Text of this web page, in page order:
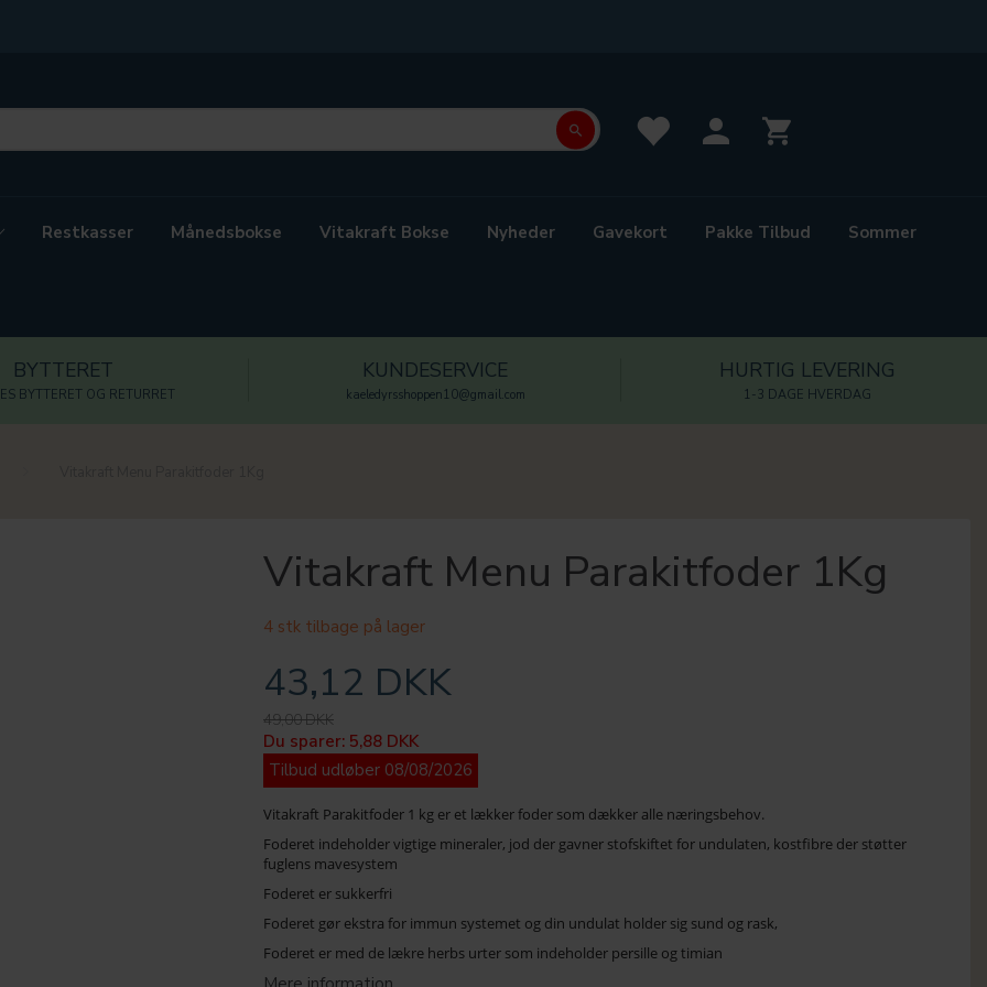
Restkasser Månedsbokse Vitakraft Bokse Nyheder Gavekort Pakke Tilbud Sommer
BYTTERET
BYTTERET OG RETURRET
KUNDESERVICE
kaeledyrsshoppen10@gmail.com
HURTIG LEVERING
1-3 DAGE HVERDAG
Vitakraft Menu Parakitfoder 1Kg
4 stk tilbage på lager
43,12 DKK
49,00 DKK
Du sparer: 5,88 DKK
Tilbud udløber 08/08/2026
Vitakraft Parakitfoder 1 kg er et lækker foder som dækker alle næringsbehov.
Foderet indeholder vigtige mineraler, jod der gavner stofskiftet for undulaten, kostfibre der støtter
fuglens mavesystem
Foderet er sukkerfri
Foderet gør ekstra for immun systemet og din undulat holder sig sund og rask,
Foderet er med de lækre herbs urter som indeholder persille og timian